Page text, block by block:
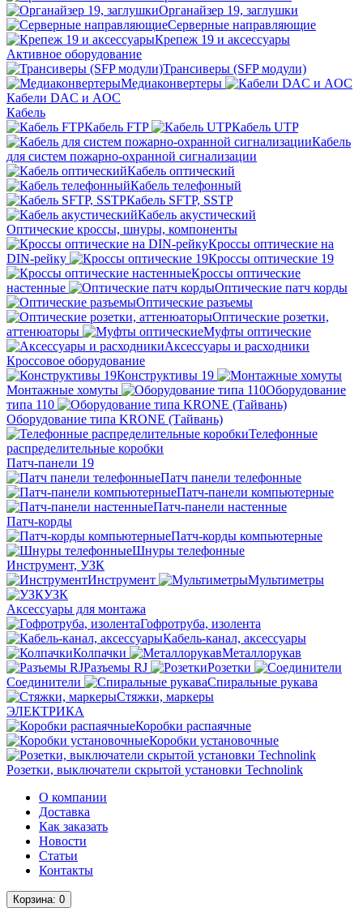
Органайзер 19, заглушки
Серверные направляющие
Крепеж 19 и аксессуары
Активное оборудование
Трансиверы (SFP модули)
Медиаконвертеры
Кабели DAC и AOC
Кабель
Кабель FTP
Кабель UTP
Кабель
для систем пожарно-охранной сигнализации
Кабель оптический
Кабель телефонный
Кабель SFTP, SSTP
Кабель акустический
Оптические кроссы, шнуры, компоненты
Кроссы оптические на
DIN-рейку
Кроссы оптические 19
Кроссы оптические
настенные
Оптические патч корды
Оптические разъемы
Оптические розетки,
аттенюаторы
Муфты оптические
Аксессуары и расходники
Кроссовое оборудование
Конструктивы 19
Монтажные хомуты
Оборудование
типа 110
Оборудование типа KRONE (Тайвань)
Телефонные
распределительные коробки
Патч-панели 19
Патч панели телефонные
Патч-панели компьютерные
Патч-панели настенные
Патч-корды
Патч-корды компьютерные
Шнуры телефонные
Инструмент, УЗК
Инструмент
Мультиметры
УЗК
Аксессуары для монтажа
Гофротруба, изолента
Кабель-канал, аксессуары
Колпачки
Металлорукав
Разъемы RJ
Розетки
Соединители
Спиральные рукава
Стяжки, маркеры
ЭЛЕКТРИКА
Коробки распаячные
Коробки установочные
Розетки, выключатели скрытой установки Technolink
О компании
Доставка
Как заказать
Новости
Статьи
Контакты
Корзина: 0